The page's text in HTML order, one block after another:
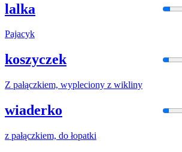
lalka
Pajacyk
koszyczek
Z pałączkiem, wypleciony z wikliny
wiaderko
z pałączkiem, do łopatki